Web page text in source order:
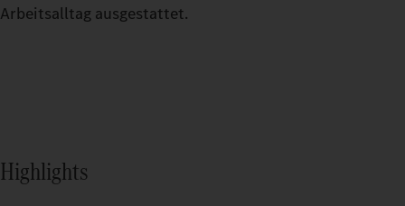
Arbeitsalltag ausgestattet.
Highlights